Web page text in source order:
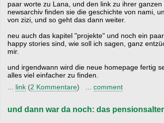
paar worte zu Lana, und den link zu ihrer ganzen
newsarchiv finden sie die geschichte von nami,
von zizi, und so geht das dann weiter.
neu auch das kapitel "projekte" und noch ein
happy stories sind, wie soll ich sagen, ganz
mir.
und irgendwann wird die neue homepage fertig
alles viel einfacher zu finden.
link (2 Kommentare) ... comment
und dann war da noch: das pensionsalter